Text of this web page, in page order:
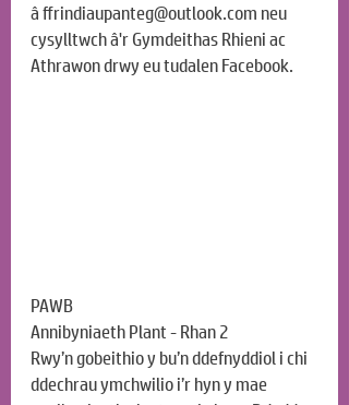
â ffrindiaupanteg@outlook.com neu
cysylltwch â'r Gymdeithas Rhieni ac
Athrawon drwy eu tudalen Facebook.
PAWB
Annibyniaeth Plant - Rhan 2
Rwy’n gobeithio y bu’n ddefnyddiol i chi
ddechrau ymchwilio i’r hyn y mae